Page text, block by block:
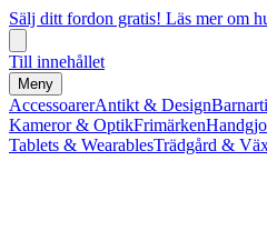
Sälj ditt fordon gratis! Läs mer om
Till innehållet
Meny
AccessoarerAntikt & Design
Kameror & OptikFrimärken
Tablets & WearablesTrädgård &